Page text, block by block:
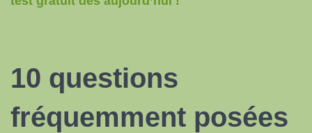
10 questions
fréquemment posées